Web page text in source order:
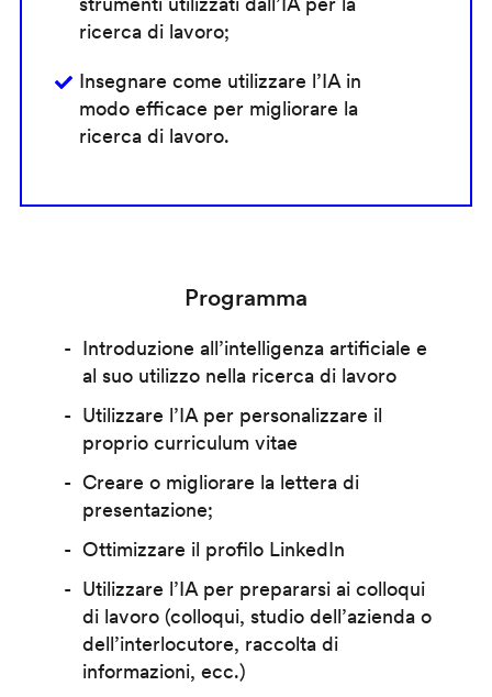
ricerca di lavoro;
Insegnare come utilizzare l’IA in
modo efficace per migliorare la
ricerca di lavoro.
Programma
Introduzione all’intelligenza artificiale e
al suo utilizzo nella ricerca di lavoro
Utilizzare l’IA per personalizzare il
proprio curriculum vitae
Creare o migliorare la lettera di
presentazione;
Ottimizzare il profilo LinkedIn
Utilizzare l’IA per prepararsi ai colloqui
di lavoro (colloqui, studio dell’azienda o
dell’interlocutore, raccolta di
informazioni, ecc.)